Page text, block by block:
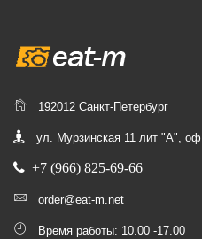
192012 Санкт-Петербург
ул. Мурзинская 11 лит "А",
+7 (966) 825-69-66
order@eat-m.net
Время работы: 10.00 -17.00